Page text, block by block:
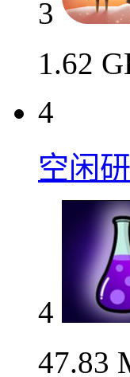
3
光遇
1.62
4
空闲